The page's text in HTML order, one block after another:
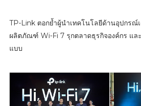
TP-Link ตอกย้ำผู้นำเทคโนโลยีด้านอุปกรณ์
ผลิตภัณฑ์ Wi-Fi 7 รุกตลาดธุรกิจองค์กร แล
แบบ